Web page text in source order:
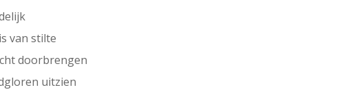
van stilte
doorbrengen
uitzien